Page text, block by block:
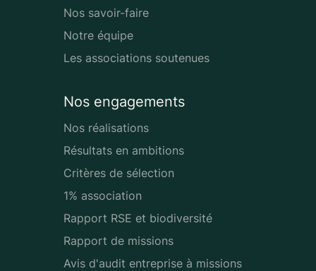
Nos savoir-faire
Notre équipe
Les associations soutenues
Nos engagements
Nos réalisations
Résultats en ambitions
Critères de sélection
1% association
Rapport RSE et biodiversité
Rapport de missions
Avis d'audit entreprise à missions